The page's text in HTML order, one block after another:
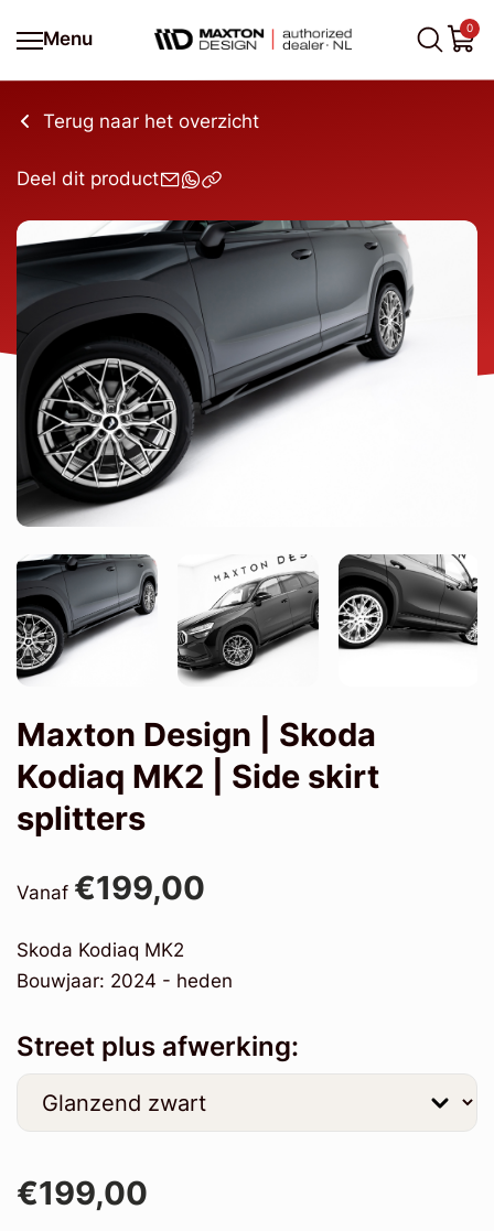
Menu
0
Terug naar het overzicht
Deel dit product
Maxton Design | Skoda
Kodiaq MK2 | Side skirt
splitters
Vanaf €199,00
Skoda Kodiaq MK2
Bouwjaar: 2024 - heden
Street plus afwerking:
€199,00